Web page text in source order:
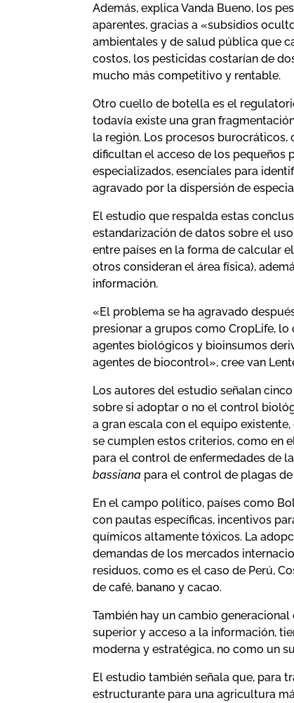
Además, explica Vanda Bueno, los
aparentes, gracias a «subsidios
ambientales y de salud pública que
costos, los pesticidas costarían de
mucho más competitivo y rentable.
Otro cuello de botella es el
todavía existe una gran
la región. Los procesos
dificultan el acceso de los pequeños
especializados, esenciales para
agravado por la dispersión de
El estudio que respalda estas
estandarización de datos sobre el
entre países en la forma de calcular
otros consideran el área física),
información.
«El problema se ha agravado
presionar a grupos como CropLife,
agentes biológicos y bioinsumos
agentes de biocontrol», cree van
Los autores del estudio señalan
sobre si adoptar o no el control
a gran escala con el equipo
se cumplen estos criterios, como en
para el control de enfermedades de
bassiana para el control de plagas
En el campo político, países como
con pautas específicas, incentivos
químicos altamente tóxicos. La
demandas de los mercados
residuos, como es el caso de Perú,
de café, banano y cacao.
También hay un cambio
superior y acceso a la información,
moderna y estratégica, no como un
El estudio también señala que, para
estructurante para una agricultura